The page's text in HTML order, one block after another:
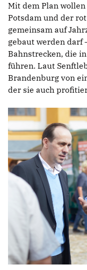
Mit dem Plan
Potsdam und der
gemeinsam auf
gebaut werden darf
Bahnstrecken, die
führen. Laut
Brandenburg von
der sie auch